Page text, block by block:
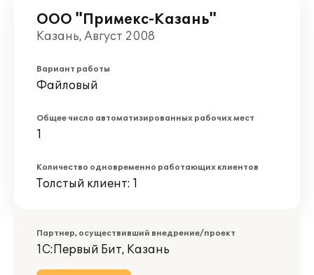
ООО "Примекс-Казань"
Казань, Август 2008
Вариант работы
Файловый
Общее число автоматизированных рабочих мест
1
Количество одновременно работающих клиентов
Толстый клиент: 1
Партнер, осуществивший внедрение/проект
1С:Первый Бит, Казань